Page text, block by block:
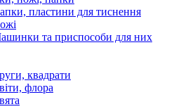
пластини для тиснення
та приспособи для них
квадрати
флора